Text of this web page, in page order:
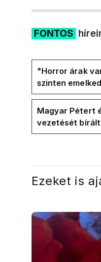
FONTOS
"Horror árak
szinten
Facebook-
Tiszások
Magyar Pétert
vezetését
International a
Ezeket is